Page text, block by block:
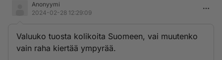
Anonyymi
2024-02-28 12:29:09
Valuuko tuosta kolikoita Suomeen, vai muutenko
vain raha kiertää ympyrää.